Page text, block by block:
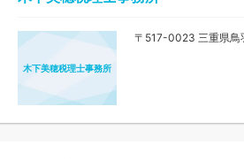
木下美穂税理士事務所
〒517-0023 三重県鳥